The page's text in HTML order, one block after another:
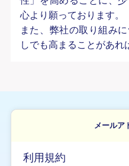
心より願っております。
また、弊社の取り組み
しでも高まることがあれ
メールア
利用規約